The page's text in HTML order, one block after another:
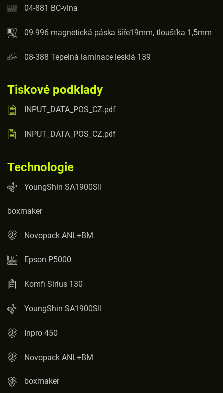
04-881 BC-vlna
09-996 magnetická páska šíře19mm, tloušťka 1,5mm
08-388 Tepelná laminace lesklá 139
Tiskové podklady
INPUT_DATA_POS_CZ.pdf
INPUT_DATA_POS_CZ.pdf
Technologie
YoungShin SA1900SII
boxmaker
Novopack ANL+BM
Epson P5000
Komfi Sirius 130
YoungShin SA1900SII
Inpro 450
Novopack ANL+BM
boxmaker